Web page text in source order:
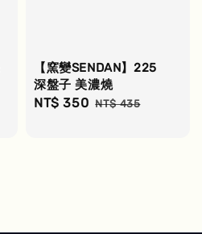
【窯變SENDAN】225
深盤子 美濃燒
Sale
NT$ 350 Regular
NT$ 435